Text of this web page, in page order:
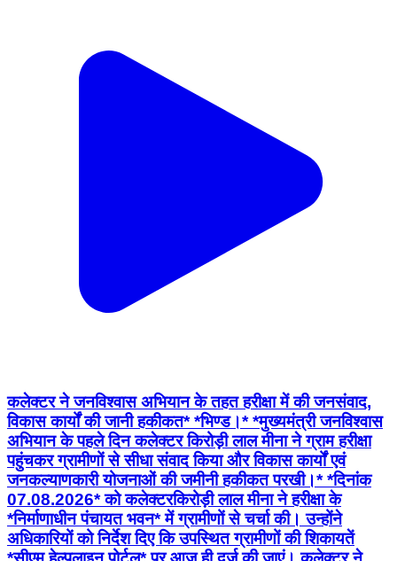
कलेक्टर ने जनविश्वास अभियान के तहत हरीक्षा में की जनसंवाद,
विकास कार्यों की जानी हकीकत* *भिण्ड।* *मुख्यमंत्री जनविश्वास
अभियान के पहले दिन कलेक्टर किरोड़ी लाल मीना ने ग्राम हरीक्षा
पहुंचकर ग्रामीणों से सीधा संवाद किया और विकास कार्यों एवं
जनकल्याणकारी योजनाओं की जमीनी हकीकत परखी।* *दिनांक
07.08.2026* को कलेक्टरकिरोड़ी लाल मीना ने हरीक्षा के
*निर्माणाधीन पंचायत भवन* में ग्रामीणों से चर्चा की। उन्होंने
अधिकारियों को निर्देश दिए कि उपस्थित ग्रामीणों की शिकायतें